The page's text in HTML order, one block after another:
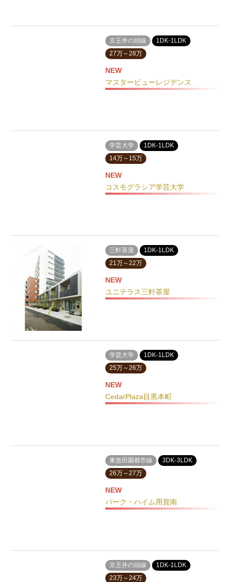
京王井の頭線
1DK-1LDK
27万～28万
NEW
マスタービューレジデンス
学芸大学
1DK-1LDK
14万～15万
NEW
コスモグラシア学芸大学
三軒茶屋
1DK-1LDK
21万～22万
NEW
ユニテラス三軒茶屋
学芸大学
1DK-1LDK
25万～26万
NEW
CedarPlaza目黒本町
東急田園都市線
3DK-3LDK
26万～27万
NEW
パーク・ハイム用賀南
京王井の頭線
1DK-1LDK
23万～24万